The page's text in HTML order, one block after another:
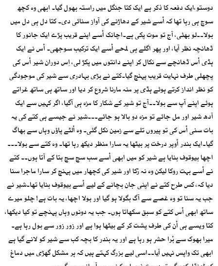
دوستو،ایک دفعہ کا ذکر ہے ایک کتا جنگل میں راستہ بھول گیا۔ ابھی وہ کچھ
سوچ ہی رہا تھا کہ اْسے شیر کے دھاڑنے کی آواز سنائی دی۔ کتا دل ہی دل میں
بولا۔۔لو بھئی، آج تو موت پکی ہے۔اچانک اْسے اپنے قریب پڑے ایک جانور کا
ڈھانچہ نظر آیا، اور پھر اگلے ہی لمحے اْسے ایک ترکیب سوجھی۔ اْس نے ایک
ہڈی اْس ڈھانچے سے نکال کر اپنے دانتوں میں پکڑ لی، اِس دوران شیر اْس کی
پچھلی طرف نہایت قریب پہنچ گیا۔کتے نے بڑی بہادری سے شیر کی موجودگی
کو نظر انداز کرتے ہوئے ہڈی پر منہ مارنا شروع کر دیا اور ساتھ ہی ساتھ غراتے
ہوئے اپنے آپ سے بولا۔۔آج تو شیر کے شکار کا مزہ ہی آگیا، اگر کہیں سے ایک
آدھ شیر اور مل جائے تو مزہ دو بالا ہو جائے۔۔۔شیر نے جیسے ہی کتے کی یہ
بات سنی اْس کی تو پیروں تلے سے زمین نکل گئی۔ وہ اْلٹے پاؤں وہاں سے بھاگ
گیا۔ایک بندر اْوپر درخت پر بیٹھا یہ سارا منظر دیکھ رہا تھا۔ وہ کتے سے بولا۔۔۔
اچھا بیوقوف بنایا ہے شیر کو میں ابھی اْسے سب سچ سچ بتا کے آتا ہوں۔۔ کتے
نے اْسے بہت روکا لیکن وہ نہ رْکا اور شیر کی کچھار میں پہنچ کر سارا ماجرا سنا
دیا کہ، کس طرح کتے نے اپنی جان بچانے کے لیے اْسے بیوقوف بنایا تھا۔شیر نے
جب یہ سنا تو وہ غصے سے آگ بگولا ہو گیا اور بولا اچھا، یہ بات ہے! چلو میرے
ساتھ ابھی اْس کتے کو سبق سکھاتا ہوں۔ جب یہ دونوں وہاں پہنچے تو کیا دیکھا،
کتا ویسے ہی اْن کی طرف پشت کر کے بیٹھا ہوا ہے اور زور زور سے بول رہا ہے۔
میرا بھوک سے بْرا حشر ہو رہا ہے اور یہ بندر کا بچہ کب سے شیر کو لانے گیا ہے
ابھی تک واپس نہیں آیا۔۔اسی لیے بزرگ کہتے ہیں کہ ہر مشکل گھڑی میں دماغ